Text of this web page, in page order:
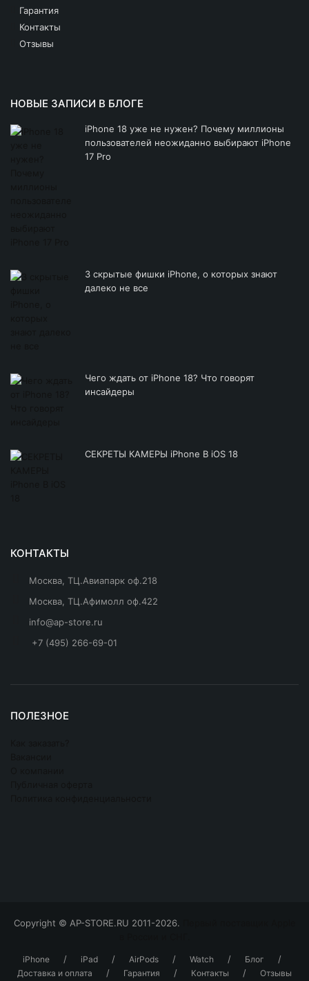
iPhone 8 Plus
Гарантия
Контакты
Отзывы
НОВЫЕ ЗАПИСИ В БЛОГЕ
iPhone 18 уже не нужен? Почему миллионы
пользователей неожиданно выбирают iPhone
17 Pro
3 скрытые фишки iPhone, о которых знают
далеко не все
Чего ждать от iPhone 18? Что говорят
инсайдеры
СЕКРЕТЫ КАМЕРЫ iPhone В iOS 18
КОНТАКТЫ
Москва, ТЦ.Авиапарк оф.218
Москва, ТЦ.Афимолл оф.422
info@ap-store.ru
+7 (495) 266-69-01
ПОЛЕЗНОЕ
Copyright © AP-STORE.RU 2011-2026.
iPhone / iPad / AirPods / Watch / Блог /
Доставка и оплата / Гарантия / Контакты / Отзывы